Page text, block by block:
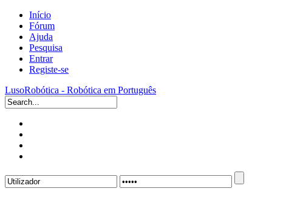
Início
Fórum
Ajuda
Pesquisa
Entrar
Registe-se
LusoRobótica - Robótica em Português